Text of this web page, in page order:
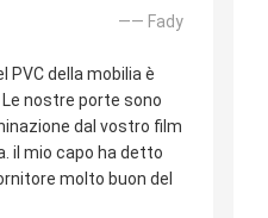
—— Fady
PVC della mobilia è
nostre porte sono
dal vostro film
il mio capo ha detto
molto buon del